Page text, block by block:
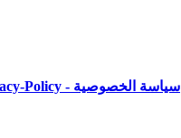
سياسة الخصوصية - Privacy-Policy